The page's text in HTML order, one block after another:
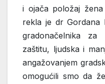
i ojača položaj
rekla je dr Gordana
gradonačelnika za
zaštitu, ljudska i
angažovanjem
omogućili smo da